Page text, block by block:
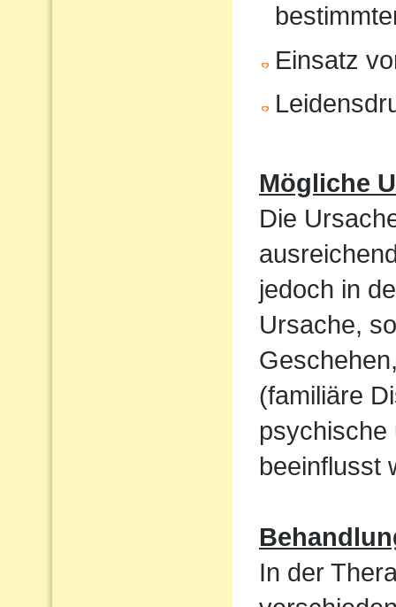
Einsatz
Mögliche
Die
jedoch in
Ursache,
(familiäre
psychische
beeinflusst
In der